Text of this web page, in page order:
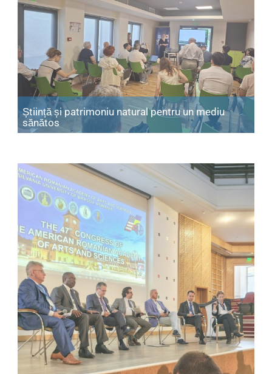
Știință și patrimoniu natural pentru un mediu
sănătos Articol: Știință și patrimoniu natural pentru un